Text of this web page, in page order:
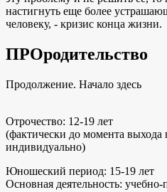
настигнуть еще более
человеку, - кризис конца жизни.
ПРОродительство
Продолжение. Начало здесь
Отрочество: 12-19 лет
(фактически до момента выхода
индивидуально)
Юношеский период: 15-19 лет
Основная деятельность: